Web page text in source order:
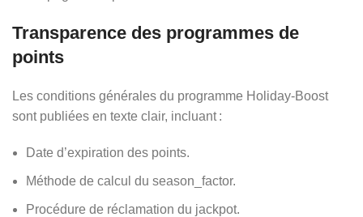
Transparence des programmes de
points
Les conditions générales du programme Holiday‑Boost
sont publiées en texte clair, incluant :
Date d’expiration des points.
Méthode de calcul du season_factor.
Procédure de réclamation du jackpot.